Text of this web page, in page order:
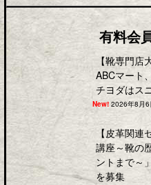
有料会
【靴専門店
ABCマート
チヨダはス
New!2026年8月6
【皮革関連
講座～靴の
ントまで～
を募集